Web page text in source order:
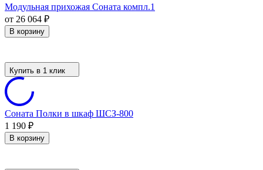
Модульная прихожая Соната компл.1
от 26 064 ₽
В корзину
Купить в 1 клик
Соната Полки в шкаф ШСЗ-800
1 190 ₽
В корзину